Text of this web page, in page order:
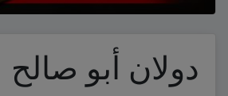
دولان أبو صالح